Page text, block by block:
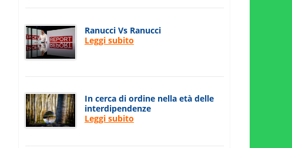
Ranucci Vs Ranucci
Leggi subito
In cerca di ordine nella età delle
interdipendenze
Leggi subito